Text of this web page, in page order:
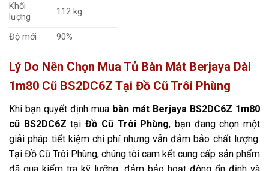
Khối
lượng
112 kg
Độ mới 90%
Lý Do Nên Chọn Mua Tủ Bàn Mát Berjaya Dài
1m80 Cũ BS2DC6Z Tại Đồ Cũ Trôi Phùng
Khi bạn quyết định mua bàn mát Berjaya BS2DC6Z 1m80
cũ BS2DC6Z tạiĐồ Cũ Trôi Phùng, bạn đang chọn một
giải pháp tiết kiệm chi phí nhưng vẫn đảm bảo chất lượng.
Tại Đồ Cũ Trôi Phùng, chúng tôi cam kết cung cấp sản phẩm